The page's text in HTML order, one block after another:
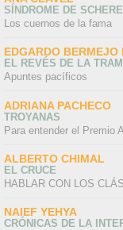
SÍNDROME DE
Los cuernos de la fama
EDGARDO BERMEJO
EL REVÉS DE LA
Apuntes pacíficos
ADRIANA PACHECO
TROYANAS
Para entender el Premio
ALBERTO CHIMAL
EL CRUCE
HABLAR CON LOS
NAIEF YEHYA
CRÓNICAS DE LA